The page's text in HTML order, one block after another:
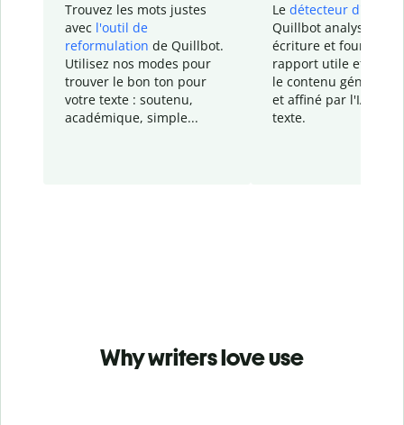
Trouvez les mots justes
avec l'outil de
reformulation de Quillbot.
Utilisez nos modes pour
trouver le bon ton pour
votre texte : soutenu,
académique, simple...
Le détecteur d'IA
Quillbot analyse votre
écriture et fournit un
rapport utile et
le contenu généré
et affiné par l'IA
texte.
Why writers love use